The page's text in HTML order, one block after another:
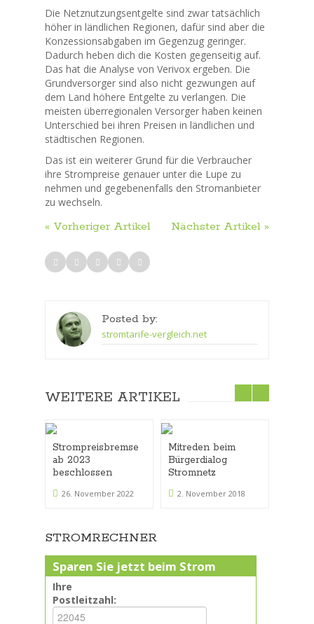
Die Netznutzungsentgelte sind zwar tatsächlich
höher in ländlichen Regionen, dafür sind aber die
Konzessionsabgaben im Gegenzug geringer.
Dadurch heben dich die Kosten gegenseitig auf.
Das hat die Analyse von Verivox ergeben. Die
Grundversorger sind also nicht gezwungen auf
dem Land höhere Entgelte zu verlangen. Die
meisten überregionalen Versorger haben keinen
Unterschied bei ihren Preisen in ländlichen und
städtischen Regionen.
Das ist ein weiterer Grund für die Verbraucher
ihre Strompreise genauer unter die Lupe zu
nehmen und gegebenenfalls den Stromanbieter
zu wechseln.
« Vorheriger Artikel Nächster Artikel »
Posted by:
stromtarife-vergleich.net
WEITERE ARTIKEL
Strompreisbremse
ab 2023
beschlossen
26. November 2022
Mitreden beim
Bürgerdialog
Stromnetz
2. November 2018
STROMRECHNER
Sparen Sie jetzt beim Strom
Ihre
Postleitzahl: